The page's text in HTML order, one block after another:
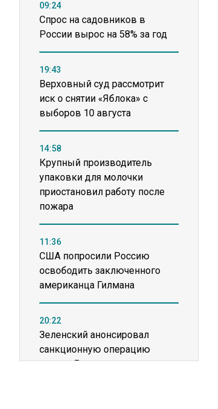
09:24
Спрос на садовников в
России вырос на 58% за год
19:43
Верховный суд рассмотрит
иск о снятии «Яблока» с
выборов 10 августа
14:58
Крупный производитель
упаковки для молочки
приостановил работу после
пожара
11:36
США попросили Россию
освободить заключенного
американца Гилмана
20:22
Зеленский анонсировал
санкционную операцию
против России